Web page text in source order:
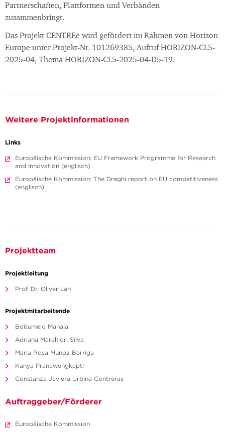
Partnerschaften, Plattformen und Verbänden
zusammenbringt.
Das Projekt CENTREe wird gefördert im Rahmen von Horizon
Europe unter Projekt-Nr. 101269385, Aufruf HORIZON-CL5-
2025-04, Thema HORIZON-CL5-2025-04-D5-19.
Weitere Projektinformationen
Links
Europäische Kommission: EU Framework Programme for Research
and Innovation (englisch)
Europäische Kommission: The Draghi report on EU competitiveness
(englisch)
Projektteam
Projektleitung
Prof. Dr. Oliver Lah
Projektmitarbeitende
Boitumelo Manala
Adriana Marchiori Silva
Maria Rosa Munoz Barriga
Kanya Pranawengkapti
Constanza Javiera Urbina Contreras
Auftraggeber/Förderer
Europäische Kommission